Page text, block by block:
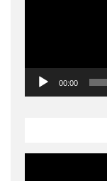
00:00